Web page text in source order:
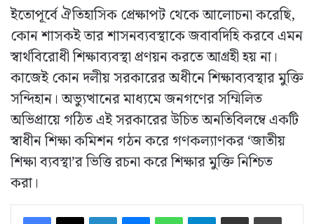
ইতোপূর্বে ঐতিহাসিক প্রেক্ষাপট থেকে আলোচনা করেছি,
কোন শাসকই তার শাসনব্যবস্থাকে জবাবদিহি করবে এমন
স্বার্থবিরোধী শিক্ষাব্যবস্থা প্রণয়ন করতে আগ্রহী হয় না।
কাজেই কোন দলীয় সরকারের অধীনে শিক্ষাব্যবস্থার মুক্তি
সন্দিহান। অভ্যুত্থানের মাধ্যমে জনগণের সম্মিলিত
অভিপ্রায়ে গঠিত এই সরকারের উচিত অনতিবিলম্বে একটি
স্বাধীন শিক্ষা কমিশন গঠন করে গণকল্যাণকর ‘জাতীয়
শিক্ষা ব্যবস্থা’র ভিত্তি রচনা করে শিক্ষার মুক্তি নিশ্চিত
করা।
LinkedInMessengerWhatsAppTelegramইমেইলে শেয়ার করুন প্রিন্ট